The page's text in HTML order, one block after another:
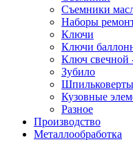
Съемники
Наборы
Ключи
Ключи
Ключ свечной
Зубило
Шпильковерты
Кузовные
Разное
Производство
Металлообработка